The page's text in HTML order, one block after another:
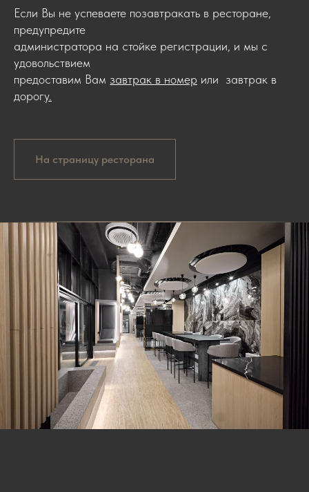
Если Вы не успеваете позавтракать в ресторане,
предупредите
администратора на стойке регистрации, и мы с
удовольствием
предоставим Вам завтрак в номер или завтрак в
дорогу.
На страницу ресторана